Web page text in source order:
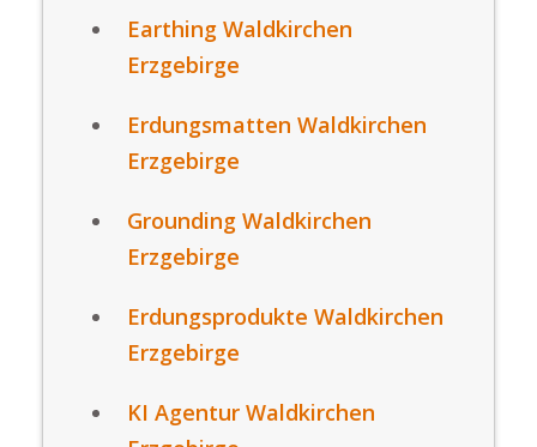
Earthing Waldkirchen
Erzgebirge
Erdungsmatten Waldkirchen
Erzgebirge
Grounding Waldkirchen
Erzgebirge
Erdungsprodukte Waldkirchen
Erzgebirge
KI Agentur Waldkirchen